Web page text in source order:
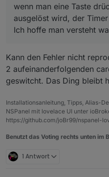
wenn man eine Taste
ausgelöst wird, der
Ich hoffe man versteht
Kann den Fehler nicht
2 aufeinanderfolgenden
geswitcht. Das Ding bleibt
Installationsanleitung, Tipps, Alias-
NSPanel mit lovelace UI unter
https://github.com/joBr99/nspanel-
Benutzt das Voting rechts unten im
1 Antwort